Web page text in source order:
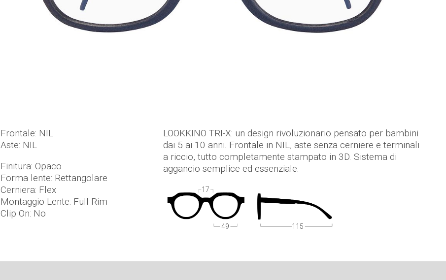
Frontale: NIL
Aste: NIL
Finitura: Opaco
Forma lente: Rettangolare
Cerniera: Flex
Montaggio Lente: Full-Rim
Clip On: No
LOOKKINO TRI-X: un design rivoluzionario pensato per bambini
dai 5 ai 10 anni. Frontale in NIL, aste senza cerniere e terminali
a riccio, tutto completamente stampato in 3D. Sistema di
aggancio semplice ed essenziale.
49
17
115